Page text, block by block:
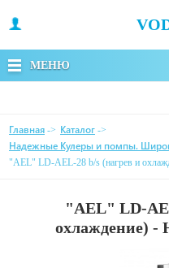
МЕНЮ
Главная -> Каталог ->
Надежные Кулеры и помпы.
"AEL" LD-AEL-28 b/s (нагрев и
"AEL" LD-
охлаждение) -